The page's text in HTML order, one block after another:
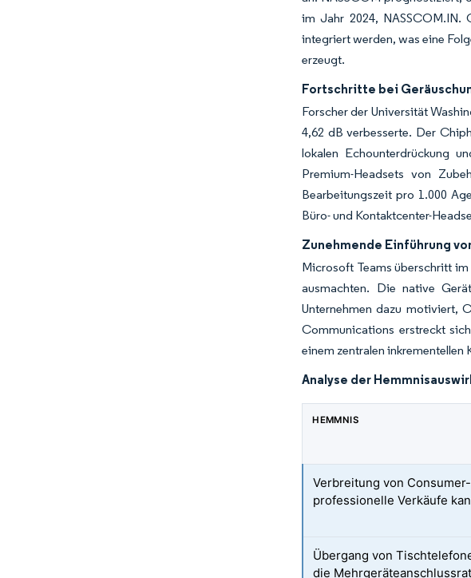
im Jahr 2024, NASSCOM.IN.
integriert werden, was eine
erzeugt.
Fortschritte bei
Forscher der Universität
4,62 dB verbesserte. Der
lokalen Echounterdrückung
Premium-Headsets von
Bearbeitungszeit pro 1.000
Büro- und Kontaktcenter-
Zunehmende Einführung
Microsoft Teams überschritt im
ausmachten. Die native
Unternehmen dazu motiviert,
Communications erstreckt
einem zentralen inkrementellen
Analyse der
HEMMNIS
Verbreitung von
professionelle Verkäufe
Übergang von
die